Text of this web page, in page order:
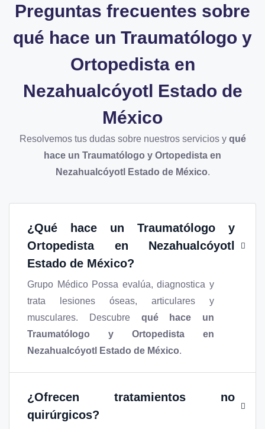
Preguntas frecuentes sobre
qué hace un Traumatólogo y
Ortopedista en
Nezahualcóyotl Estado de
México
Resolvemos tus dudas sobre nuestros servicios y qué
hace un Traumatólogo y Ortopedista en
Nezahualcóyotl Estado de México.
¿Qué hace un Traumatólogo y
Ortopedista en Nezahualcóyotl
Estado de México?
Grupo Médico Possa evalúa, diagnostica y
trata lesiones óseas, articulares y
musculares. Descubre qué hace un
Traumatólogo y Ortopedista en
Nezahualcóyotl Estado de México.
¿Ofrecen tratamientos no
quirúrgicos?